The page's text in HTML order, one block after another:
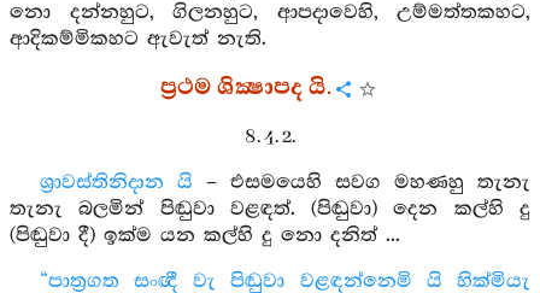
නො දන්නහුට, ගිලනහුට, ආපදාවෙහි, උම්මත්තකහට,
ආදිකම්මිකහට ඇවැත් නැති.
ප්‍රථම ශික්‍ෂාපද යි.
8. 4. 2.
ශ්‍රාවස්තිනිදාන යි – එසමයෙහි සවග මහණහු තැනැ
තැනැ බලමින් පිඬුවා වළඳත්. (පිඬුවා) දෙන කල්හි දු
(පිඬුවා දී) ඉක්ම යන කල්හි දු නො දනිත් ...
“පාත්‍රගත සංඥී වැ පිඬුවා වළඳන්නෙමි යි හික්මියැ